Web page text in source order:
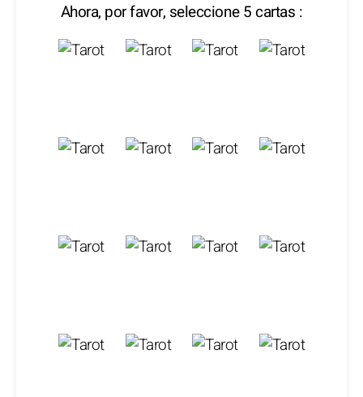
Ahora, por favor, seleccione 5 cartas :